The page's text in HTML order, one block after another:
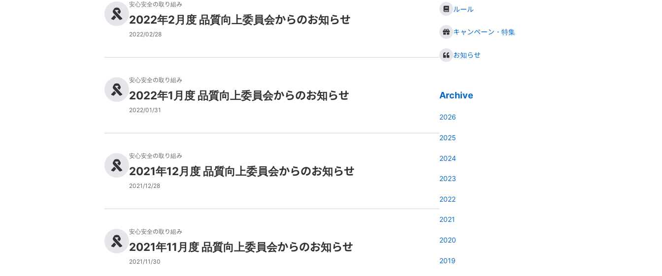
安心安全の取り組み
2022年2月度 品質向上委員会からのお知らせ
2022/02/28
安心安全の取り組み
2022年1月度 品質向上委員会からのお知らせ
2022/01/31
安心安全の取り組み
2021年12月度 品質向上委員会からのお知らせ
2021/12/28
安心安全の取り組み
2021年11月度 品質向上委員会からのお知らせ
2021/11/30
ルール
キャンペーン・特集
お知らせ
Archive
2026
2025
2024
2023
2022
2021
2020
2019